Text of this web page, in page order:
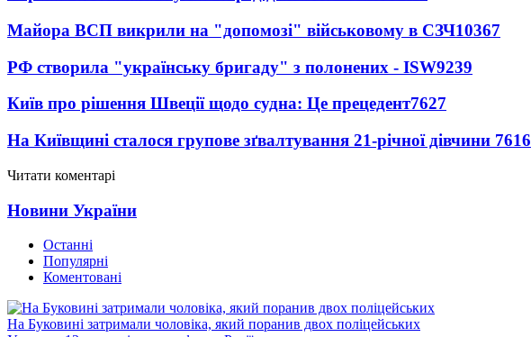
Майора ВСП викрили на "допомозі" військовому в СЗЧ10367
РФ створила "українську бригаду" з полонених - ISW9239
Київ про рішення Швеції щодо судна: Це прецедент7627
На Київщині сталося групове зґвалтування 21-річної дівчини 7616
Читати коментарі
Новини України
Останні
Популярні
Коментовані
На Буковині затримали чоловіка, який поранив двох поліцейських